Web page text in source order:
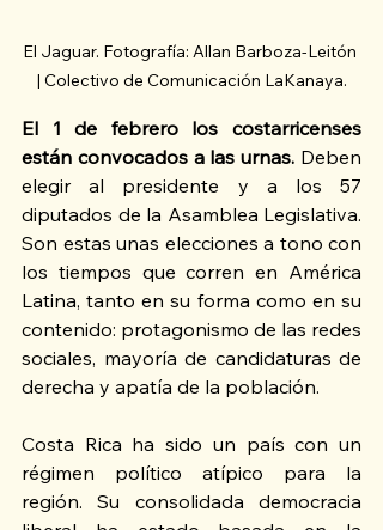
El Jaguar. Fotografía: Allan Barboza-Leitón
| Colectivo de Comunicación LaKanaya.
El 1 de febrero los costarricenses
están convocados a las urnas. Deben
elegir al presidente y a los 57
diputados de la Asamblea Legislativa.
Son estas unas elecciones a tono con
los tiempos que corren en América
Latina, tanto en su forma como en su
contenido: protagonismo de las redes
sociales, mayoría de candidaturas de
derecha y apatía de la población.
Costa Rica ha sido un país con un
régimen político atípico para la
región. Su consolidada democracia